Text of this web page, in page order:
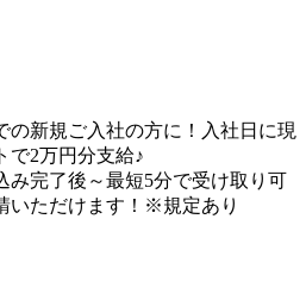
の新規ご入社の方に！入社日に現
で2万円分支給♪
み完了後～最短5分で受け取り可
いただけます！※規定あり